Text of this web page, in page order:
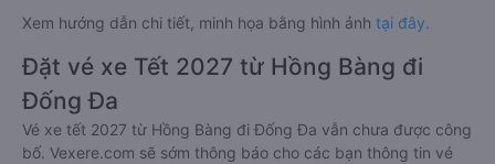
Xem hướng dẫn chi tiết, minh họa bằng hình ảnh tại đây.
Đặt vé xe Tết 2027 từ Hồng Bàng đi
Đống Đa
Vé xe tết 2027 từ Hồng Bàng đi Đống Đa vẫn chưa được công
bố. Vexere.com sẽ sớm thông báo cho các bạn thông tin vé